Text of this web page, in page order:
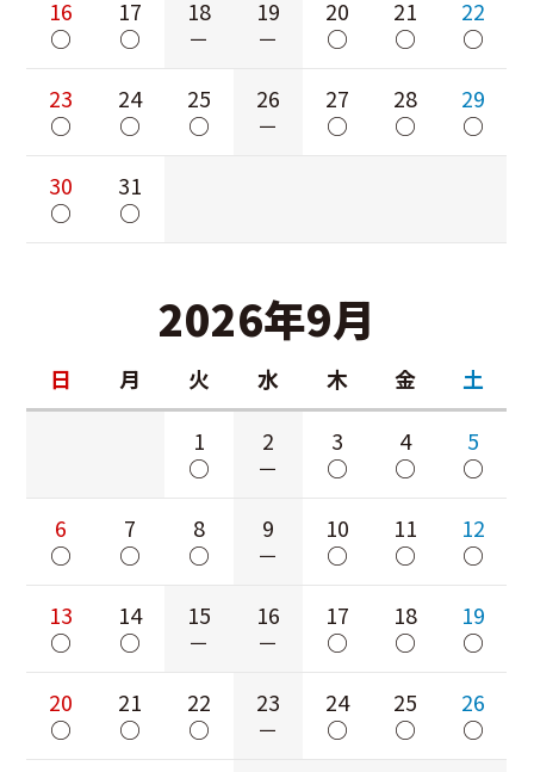
16
○
17
○
18
－
19
－
20
○
21
○
22
○
23
○
24
○
25
○
26
－
27
○
28
○
29
○
30
○
31
○
2026年9月
日 月 火 水 木 金
土
1
○
2
－
3
○
4
○
5
○
6
○
7
○
8
○
9
－
10
○
11
○
12
○
13
○
14
○
15
－
16
－
17
○
18
○
19
○
20
○
21
○
22
○
23
－
24
○
25
○
26
○